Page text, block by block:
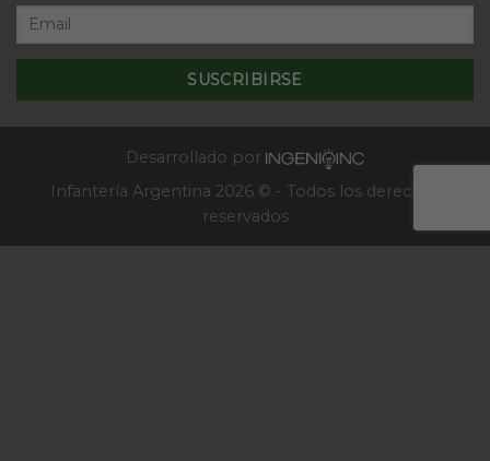
cursos
de
Escuela
de
Desarrollado por
Infantería Argentina 2026 © - Todos los derechos
reservados